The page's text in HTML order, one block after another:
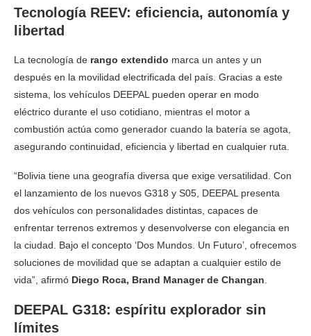
Tecnología REEV: eficiencia, autonomía y
libertad
La tecnología de rango extendido marca un antes y un
después en la movilidad electrificada del país. Gracias a este
sistema, los vehículos DEEPAL pueden operar en modo
eléctrico durante el uso cotidiano, mientras el motor a
combustión actúa como generador cuando la batería se agota,
asegurando continuidad, eficiencia y libertad en cualquier ruta.
“Bolivia tiene una geografía diversa que exige versatilidad. Con
el lanzamiento de los nuevos G318 y S05, DEEPAL presenta
dos vehículos con personalidades distintas, capaces de
enfrentar terrenos extremos y desenvolverse con elegancia en
la ciudad. Bajo el concepto ‘Dos Mundos. Un Futuro’, ofrecemos
soluciones de movilidad que se adaptan a cualquier estilo de
vida”, afirmó Diego Roca, Brand Manager de Changan
DEEPAL G318: espíritu explorador sin
límites